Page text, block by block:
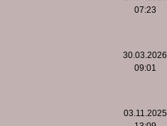
07:23
30.03.2026
09:01
03.11.2025